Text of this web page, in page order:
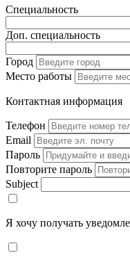
Специальность
Доп. специальность
Город
Место работы
Контактная информация
Телефон
Email
Пароль
Повторите пароль
Subject
Я хочу получать